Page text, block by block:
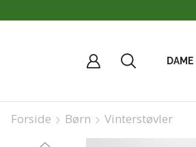
DAME
Forside Børn Vinterstøvler